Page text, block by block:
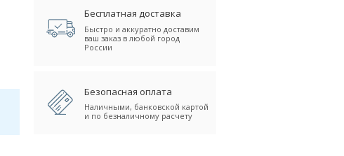
Бесплатная доставка
Быстро и аккуратно доставим
ваш заказ в любой город
России
Безопасная оплата
Наличными, банковской картой
и по безналичному расчету